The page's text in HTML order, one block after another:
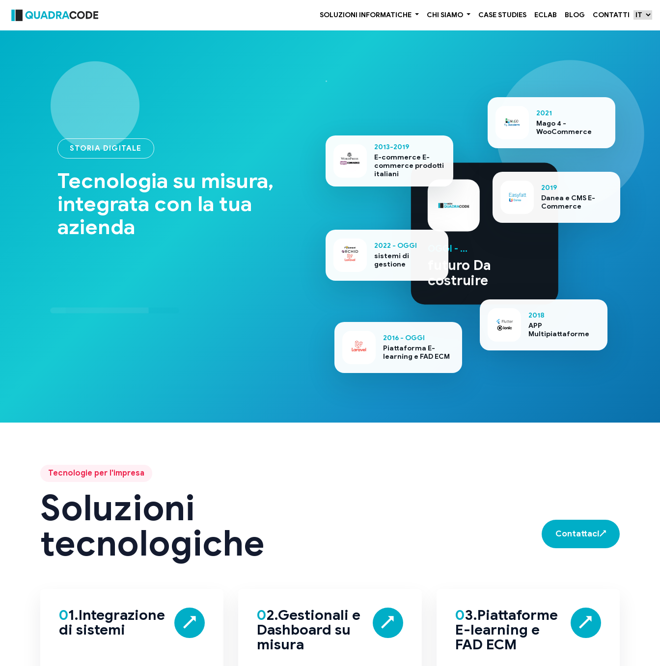
SOLUZIONI INFORMATICHE CHI SIAMO CASE STUDIES ECLAB BLOG CONTATTI
STORIA DIGITALE
Tecnologia su misura,
integrata con la tua
azienda
OGGI - ...
futuro Da
costruire
2021
Mago 4 -
WooCommerce
2019
Danea e CMS E-
Commerce
2018
APP
Multipiattaforme
2016 - OGGI
Piattaforma E-
learning e FAD ECM
2013-2019
E-commerce E-
commerce prodotti
italiani
2022 - OGGI
sistemi di
gestione
Tecnologie per l'impresa
Soluzioni
tecnologiche
Contattaci↗
01.Integrazione
di sistemi
02.Gestionali e
Dashboard su
misura
03.Piattaforme
E-learning e
FAD ECM